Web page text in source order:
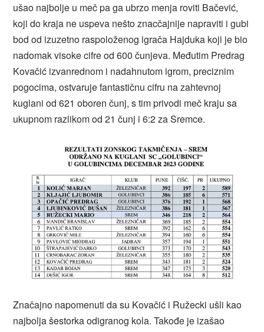
ušao najbolje u meč pa ga ubrzo menja roviti Bačević,
koji do kraja ne uspeva nešto znacčajnije napraviti i gubi
bod od izuzetno raspoloženog igrača Hajduka koji je bio
nadomak visoke cifre od 600 čunjeva. Međutim Predrag
Kovačić izvanrednom i nadahnutom igrom, preciznim
pogocima, ostvaruje fantastičnu cifru na zahtevnoj
kuglani od 621 oboren čunj, s tim privodi meč kraju sa
ukupnom razlikom od 21 čunj i 6:2 za Sremce.
Značajno napomenuti da su Kovačić i Ružecki ušli kao
najbolja šestorka odigranog kola. Takođe je izašao